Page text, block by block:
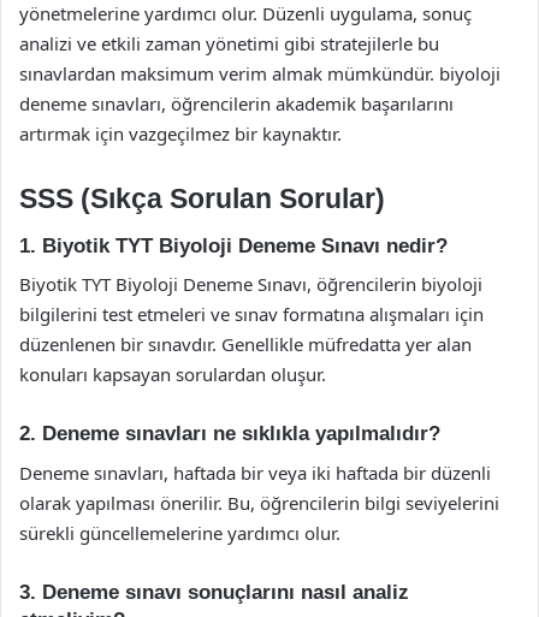
yönetmelerine yardımcı olur. Düzenli uygulama, sonuç
analizi ve etkili zaman yönetimi gibi stratejilerle bu
sınavlardan maksimum verim almak mümkündür. biyoloji
deneme sınavları, öğrencilerin akademik başarılarını
artırmak için vazgeçilmez bir kaynaktır.
SSS (Sıkça Sorulan Sorular)
1. Biyotik TYT Biyoloji Deneme Sınavı nedir?
Biyotik TYT Biyoloji Deneme Sınavı, öğrencilerin biyoloji
bilgilerini test etmeleri ve sınav formatına alışmaları için
düzenlenen bir sınavdır. Genellikle müfredatta yer alan
konuları kapsayan sorulardan oluşur.
2. Deneme sınavları ne sıklıkla yapılmalıdır?
Deneme sınavları, haftada bir veya iki haftada bir düzenli
olarak yapılması önerilir. Bu, öğrencilerin bilgi seviyelerini
sürekli güncellemelerine yardımcı olur.
3. Deneme sınavı sonuçlarını nasıl analiz